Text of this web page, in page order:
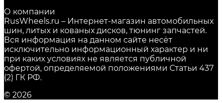
О компании
RusWheels.ru – Интернет-магазин автомобильных
шин, литых и кованых дисков, тюнинг запчастей.
Вся информация на данном сайте несёт
исключительно информационный характер и ни
при каких условиях не является публичной
офертой, определяемой положениями Статьи 437
(2) ГК РФ.
© 2026